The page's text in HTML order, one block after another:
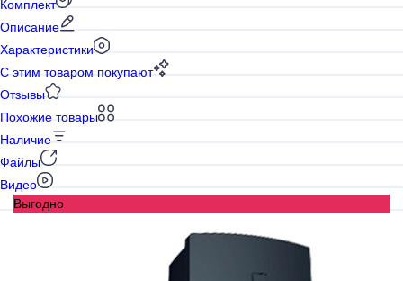
Комплект
Описание
Характеристики
С этим товаром покупают
Отзывы
Похожие товары
Наличие
Файлы
Видео
Выгодно